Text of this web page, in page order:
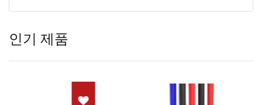
인기 제품